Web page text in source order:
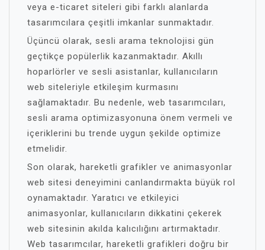
veya e-ticaret siteleri gibi farklı alanlarda
tasarımcılara çeşitli imkanlar sunmaktadır.
Üçüncü olarak, sesli arama teknolojisi gün
geçtikçe popülerlik kazanmaktadır. Akıllı
hoparlörler ve sesli asistanlar, kullanıcıların
web siteleriyle etkileşim kurmasını
sağlamaktadır. Bu nedenle, web tasarımcıları,
sesli arama optimizasyonuna önem vermeli ve
içeriklerini bu trende uygun şekilde optimize
etmelidir.
Son olarak, hareketli grafikler ve animasyonlar
web sitesi deneyimini canlandırmakta büyük rol
oynamaktadır. Yaratıcı ve etkileyici
animasyonlar, kullanıcıların dikkatini çekerek
web sitesinin akılda kalıcılığını artırmaktadır.
Web tasarımcılar, hareketli grafikleri doğru bir